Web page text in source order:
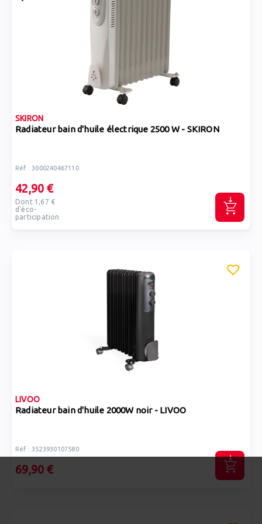
SKIRON
Radiateur bain d'huile électrique 2500 W - SKIRON
Réf : 3000240467110
42,90 €
Dont 1,67 €
d'éco-
participation
LIVOO
Radiateur bain d'huile 2000W noir - LIVOO
Réf : 3523930107580
69,90 €